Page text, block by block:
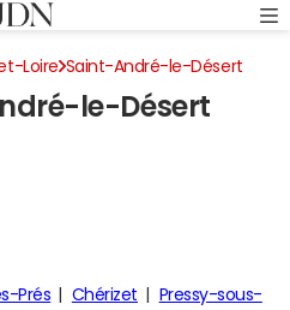
Loire Saint-André-le-Désert
le-Désert
Prés Chérizet
Pressy-sous-